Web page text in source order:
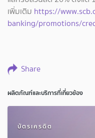
เพิ่มเติม https://
banking/promotions/
Share
ผลิตภัณฑ์และบริการที่เกี่ยวข้อง
บัตรเครดิต